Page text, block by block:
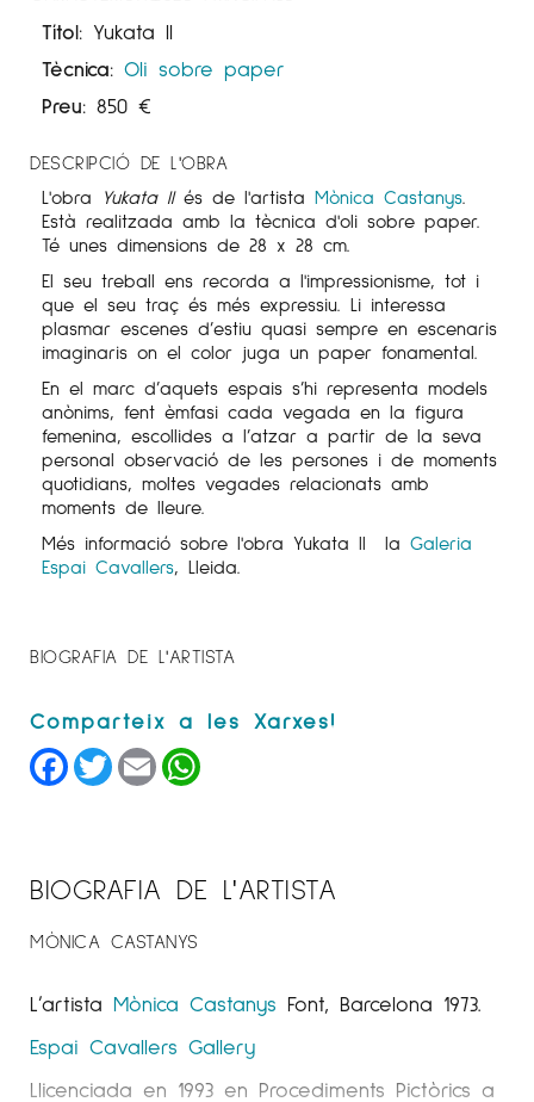
Títol: Yukata II
Tècnica: Oli sobre paper
Preu: 850 €
DESCRIPCIÓ DE L'OBRA
L'obra
Yukata IIés de l'artista Mònica Castanys
Està realitzada amb la tècnica d'oli sobre paper.
Té unes dimensions de 28 x 28 cm.
El seu treball ens recorda a l'impressionisme, tot i
que el seu traç és més expressiu. Li interessa
plasmar escenes d’estiu quasi sempre en escenaris
imaginaris on el color juga un paper fonamental.
En el marc d’aquets espais s’hi representa models
anònims, fent èmfasi cada vegada en la figura
femenina, escollides a l’atzar a partir de la seva
personal observació de les persones i de moments
quotidians, moltes vegades relacionats amb
moments de lleure.
Més informació sobre l'obra Yukata II la Galeria
Espai Cavallers , Lleida.
BIOGRAFIA DE L'ARTISTA
Facebook
TwitterEmail
BIOGRAFIA DE L'ARTISTA
MÒNICA CASTANYS
L’artista Mònica Castanys Font, Barcelona 1973.
Espai Cavallers Gallery
Llicenciada en 1993 en Procediments Pictòrics a